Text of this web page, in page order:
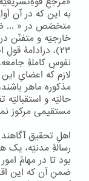
به این که در آن
متخصّص در « ...
۲۳)، درادامۀ
نفوسِ کاملۀِ
لازم که اعضایِ
مذکوره ماهر
حالیّه و استقبالیّه
مستقیمی مرکوز
اهلِ تحقیق
رسالۀِ مدنیّه، یک
بود تا در مهامِّ
ضمنِ آن که این